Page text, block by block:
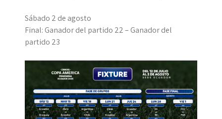
Sábado 2 de agosto
Final: Ganador del partido 22 – Ganador del
partido 23